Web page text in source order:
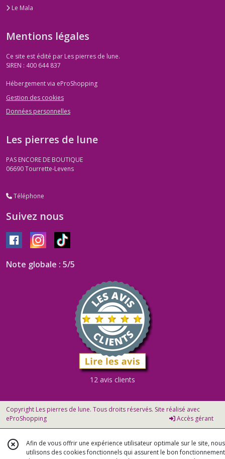
Le Mala
Mentions légales
Ce site est édité par Les pierres de lune.
SIREN : 400 644 837
Hébergement via eProShopping
Gestion des cookies
Données personnelles
Les pierres de lune
PAS ENCORE DE BOUTIQUE
06690Tourrette-Levens
Téléphone
Suivez nous
Note globale : 5/5
12 avis clients
Copyright Les pierres de lune. Tous droits réservés. Site réalisé avec
eProShopping
Accès gérant
Afin de vous offrir une expérience utilisateur optimale sur le site, nous
utilisons des cookies fonctionnels qui assurent le bon fonctionnement